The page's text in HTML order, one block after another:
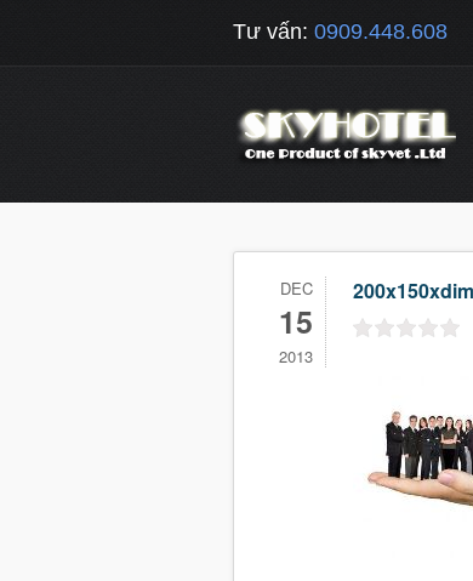
Tư vấn: 0909.448.608
DEC
15
2013